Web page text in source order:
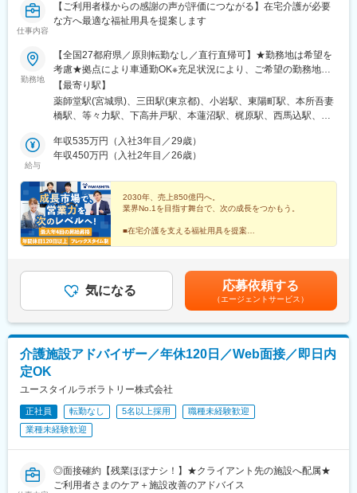
11:00居宅介護支援自業所を回りニーズをヒアリング
12:00昼食
護師、ヘルパー等が集まって会議を行い、支援の方向性を検討
14:00ケアマネジャー向けに新規取扱商品の勉強会を実施。勉強会
を通じて新規ニーズの獲得を目指す
16:00病院や介護施設を訪問
17:30帰社、事務処理
※緊急対応等で45分～1時間程度の残業可能性あり
車いすが必要になる際、利用者様はもちろんご家族も大きな不安
を抱えています。また、抱える症状は個人により大きな差があ
り、介護用品の選定において、プロ目線での提案は不可欠。安心
して利用できる商品の納入が終わった際に頂く感謝の言葉は、大
きなやりがいを感じられる仕事です。
仕事内容
【ご利用者様からの感謝の声が評価につながる】在宅介護が必要
な方へ最適な福祉用具を提案します
勤務地
【全国27都府県／原則転勤なし／直行直帰可】★勤務地は希望を
考慮★拠点により車通勤OK※充足状況により、ご希望の勤務地で
の募集が終了している場合があります。※転居を伴う転勤の有無
は、半年ごとに希望を伺い、選択いただけます。■東北■・宮城県
（仙台市）■関東■・東京都（東京23区など）・神奈川県（横浜市
城県（水戸市）・栃木県（宇都宮市／足利市）・群馬県（前橋
市）■東海■・愛知県（名古屋市／豊田市／豊橋市／小牧市）・静
阜市）・三重県（四日市市）■信越・北陸■・長野県（長野市）・
山梨県（甲府市）・石川県（金沢市）・富山県（富山市）・福井
県（福井市）■関西■・大阪府・兵庫県（神戸市／尼崎市／姫路
市）・京都府（京都市）・奈良県（奈良市／天理市）・滋賀県
（大津市／彦根市）・和歌山県（和歌山市／田辺市）■中国■・広
九州■・福岡県（福岡市）
【最寄り駅】
薬師堂駅(宮城県)、三田駅(東京都)、小岩駅、東陽町駅、本所吾妻
橋駅、等々力駅、下高井戸駅、本蓮沼駅、梶原駅、西馬込駅、練
調布駅、田無駅、新横浜駅、上大岡駅、二俣川駅、武蔵新城駅、
鷺沼駅、湘南深沢駅、淵野辺駅、南林間駅、南浦和駅、大宮駅(埼
駅、おゆみ野駅、市川駅、動物公園駅、常陸青柳駅、駅東公園前
駅、足利駅、前橋大島駅、黄金駅(愛知県)、黒川駅(愛知県)、笠寺
駅、本山駅(愛知県)、土橋駅(愛知県)、市役所前駅(愛知県)、岩倉
駅(愛知県)、静岡駅、大岡駅(静岡県)、富士駅、藤枝駅、天竜川
駅、細畑駅、中川原駅、安茂里駅、酒折駅、西金沢駅、南富山
府)、新金岡駅、藤井寺駅、東部市場前駅、南吹田駅、大開駅、立
花駅、飾磨駅、竹田駅(京都府)、北山駅(京都府)、上桂駅、前栽
駅、尼ケ辻駅、瀬田駅(滋賀県)、ひこね芹川駅、六十谷駅、紀伊新
駅、布田駅、港南中央駅、矢部駅、川越市駅、市川真間駅、本笠
寺駅、名古屋大学駅、札木駅、鴫野駅、高鷲駅、新開地駅、西観
駅(愛知県)、豊橋公園前駅、上沢駅
給与
年収535万円（入社3年目／29歳）
年収450万円（入社2年目／26歳）
2030年、売上850億円へ。
業界No.1を目指す舞台で、次の成長をつかもう。
■在宅介護を支える福祉用具を提案
■20～30代活躍中
気になる 応募依頼する
（エージェントサービス）
介護施設アドバイザー／年休120日／Web面接／即日内
定OK
ユースタイルラボラトリー株式会社
正社員 転勤なし 5名以上採用
職種未経験歓迎
業種未経験歓迎
◎面接確約【残業ほぼナシ！】★クライアント先の施設へ配属★
ご利用者さまのケア＋施設改善のアドバイス